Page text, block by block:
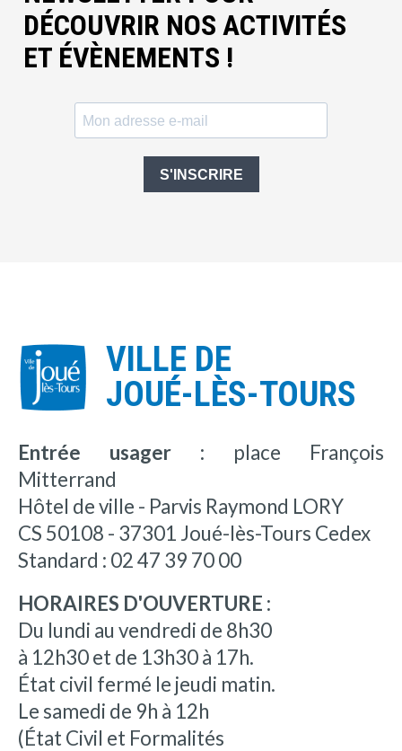
DÉCOUVRIR NOS ACTIVITÉS
ET ÉVÈNEMENTS !
S'INSCRIRE
VILLE DE
JOUÉ-LÈS-TOURS
Entrée usager : place François
Mitterrand
Hôtel de ville - Parvis Raymond LORY
CS 50108 - 37301 Joué-lès-Tours Cedex
Standard : 02 47 39 70 00
HORAIRES D'OUVERTURE :
Du lundi au vendredi de 8h30
à 12h30 et de 13h30 à 17h.
État civil fermé le jeudi matin.
Le samedi de 9h à 12h
(État Civil et Formalités